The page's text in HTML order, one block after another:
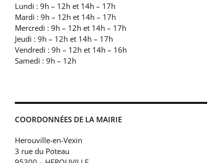
Lundi : 9h – 12h et 14h – 17h
Mardi : 9h – 12h et 14h – 17h
Mercredi : 9h – 12h et 14h – 17h
Jeudi : 9h – 12h et 14h – 17h
Vendredi : 9h – 12h et 14h – 16h
Samedi : 9h – 12h
COORDONNÉES DE LA MAIRIE
Herouville-en-Vexin
3 rue du Poteau